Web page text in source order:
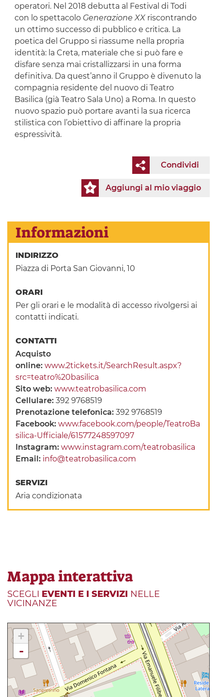
operatori. Nel 2018 debutta al Festival di Todi
con lo spettacolo Generazione XXriscontrando
un ottimo successo di pubblico e critica. La
poetica del Gruppo si riassume nella propria
identità: la Creta, materiale che si può fare e
disfare senza mai cristallizzarsi in una forma
definitiva. Da quest’anno il Gruppo è divenuto la
compagnia residente del nuovo di Teatro
Basilica (già Teatro Sala Uno) a Roma. In questo
nuovo spazio può portare avanti la sua ricerca
stilistica con l’obiettivo di affinare la propria
espressività.
Condividi
Aggiungi al mio viaggio
Informazioni
INDIRIZZO
Piazza di Porta San Giovanni, 10
ORARI
Per gli orari e le modalità di accesso rivolgersi ai
contatti indicati.
CONTATTI
Acquisto
online:www.2tickets.it/SearchResult.aspx?
src=teatro%20basilica
Sito web:www.teatrobasilica.com
Cellulare:392 9768519
Prenotazione telefonica:392 9768519
Facebook:www.facebook.com/people/TeatroBa
silica-Ufficiale/61577248597097
Instagram:www.instagram.com/teatrobasilica
Email: info@teatrobasilica.com
SERVIZI
Aria condizionata
Mappa interattiva
SCEGLI EVENTI E I SERVIZI NELLE
VICINANZE
+
-